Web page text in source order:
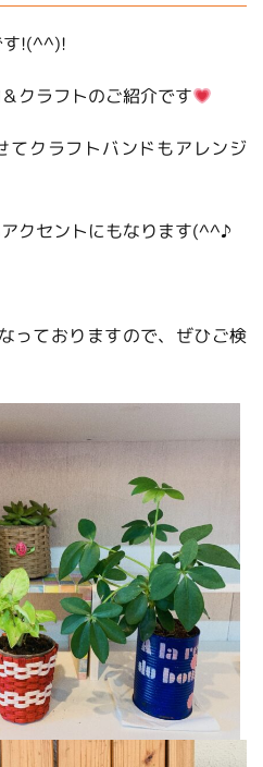
す!(^^)!
クラフトのご紹介です
てクラフトバンドもアレンジ
クセントにもなります(^^♪
っておりますので、ぜひご検